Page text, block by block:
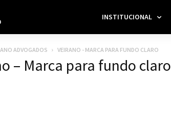
INSTITUCIONAL
ADVOGADOS VEIRANO - MARCA PARA FUNDO CLARO
– Marca para fundo claro